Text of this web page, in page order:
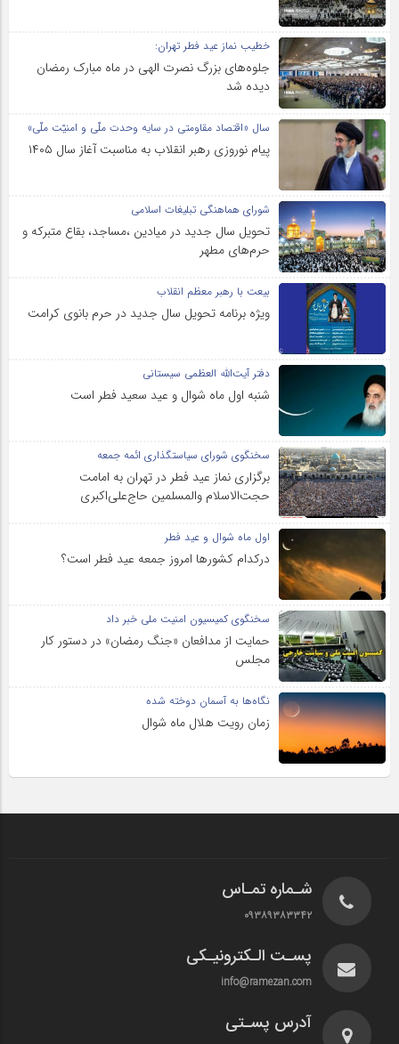
خطیب نماز عید فطر تهران:
جلوه‌های بزرگ نصرت الهی در ماه مبارک رمضان
دیده شد
سال «اقتصاد مقاومتی در سایه وحدت ملّی و امنیّت ملّی»
پیام نوروزی رهبر انقلاب به مناسبت آغاز سال ۱۴۰۵
شورای هماهنگی تبلیغات اسلامی
تحویل سال‌ جدید در میادین ،مساجد، بقاع متبرکه‌ و
حرم‌های‌ مطهر
بیعت با رهبر معظم انقلاب
ویژه برنامه تحویل سال جدید در حرم بانوی کرامت
دفتر آیت‌الله العظمی سیستانی
شنبه اول ماه شوال و عید سعید فطر است
سخنگوی شورای سیاستگذاری ائمه جمعه
برگزاری نماز عید فطر در تهران به امامت
حجت‌الاسلام والمسلمین حاج‌علی‌اکبری
اول ماه شوال و عید فطر
درکدام کشورها امروز جمعه عید فطر است؟
سخنگوی کمیسیون امنیت ملی خبر داد
حمایت از مدافعان «جنگ رمضان» در دستور کار
مجلس
نگاه‌ها به آسمان دوخته شده
زمان رویت هلال ماه شوال
شـماره تمـاس
۰۹۳۸۹۳۸۳۳۴۲
پسـت الـکترونیـکی
info@ramezan.com
آدرس پسـتی